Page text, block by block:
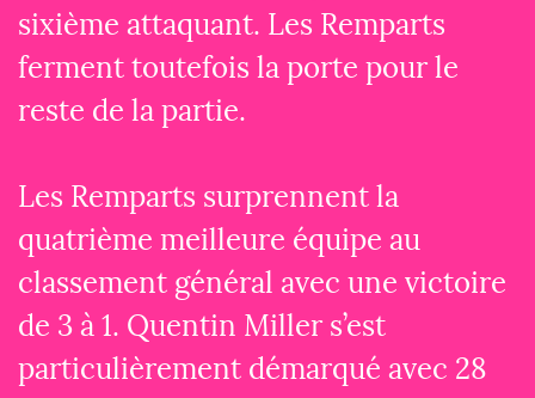
sixième attaquant. Les Remparts
ferment toutefois la porte pour le
reste de la partie.
Les Remparts surprennent la
quatrième meilleure équipe au
classement général avec une victoire
de 3 à 1. Quentin Miller s’est
particulièrement démarqué avec 28